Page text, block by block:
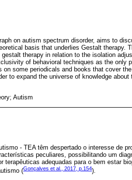
on autism spectrum disorder, aims to
basis that underlies Gestalt therapy.
therapy in relation to the isolation
of behavioral techniques as the only
some periodicals and books that cover
to expand the universe of knowledge about
Autism
- TEA têm despertado o interesse de
peculiares, possibilitando um
adequadas para o bem estar
(Gonçalves et al., 2017, p.154).